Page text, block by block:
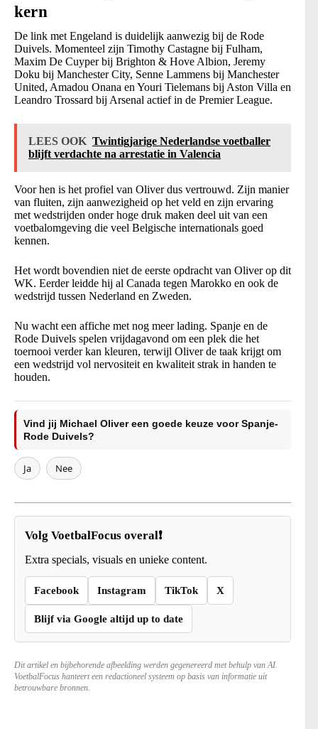
kern
De link met Engeland is duidelijk aanwezig bij de Rode
Duivels. Momenteel zijn Timothy Castagne bij Fulham,
Maxim De Cuyper bij Brighton & Hove Albion, Jeremy
Doku bij Manchester City, Senne Lammens bij Manchester
United, Amadou Onana en Youri Tielemans bij Aston Villa en
Leandro Trossard bij Arsenal actief in de Premier League.
LEES OOK Twintigjarige Nederlandse voetballer
blijft verdachte na arrestatie in Valencia
Voor hen is het profiel van Oliver dus vertrouwd. Zijn manier
van fluiten, zijn aanwezigheid op het veld en zijn ervaring
met wedstrijden onder hoge druk maken deel uit van een
voetbalomgeving die veel Belgische internationals goed
kennen.
Het wordt bovendien niet de eerste opdracht van Oliver op dit
WK. Eerder leidde hij al Canada tegen Marokko en ook de
wedstrijd tussen Nederland en Zweden.
Nu wacht een affiche met nog meer lading. Spanje en de
Rode Duivels spelen vrijdagavond om een plek die het
toernooi verder kan kleuren, terwijl Oliver de taak krijgt om
een wedstrijd vol nervositeit en kwaliteit strak in handen te
houden.
Vind jij Michael Oliver een goede keuze voor Spanje-
Rode Duivels?
Ja Nee
Volg VoetbalFocus overal❗
Extra specials, visuals en unieke content.
Facebook Instagram TikTok X
Blijf via Google altijd up to date
Dit artikel en bijbehorende afbeelding werden gegenereerd met behulp van AI.
VoetbalFocus hanteert een redactioneel systeem op basis van informatie uit
betrouwbare bronnen.